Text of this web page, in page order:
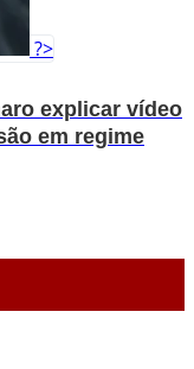
?>
explicar vídeo
em regime